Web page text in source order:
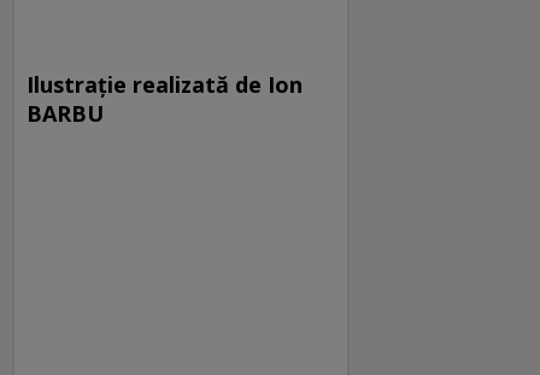
Ilustraţie realizată de Ion
BARBU